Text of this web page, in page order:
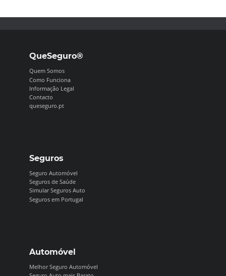
QueSeguro®
Quem Somos
Como Funciona
Informação Legal
Contacto
queseguro.pt
Seguros
Seguro Automóvel
Seguros de Saúde
Simular Seguros Auto
Seguros em Portugal
Automóvel
Melhor Seguro Automóvel